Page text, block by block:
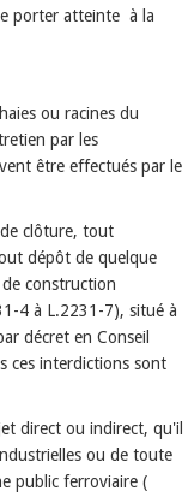
porter atteinte à la
ou racines du
par les
être effectués par le
clôture, tout
dépôt de quelque
construction
4 à L.2231-7), situé à
décret en Conseil
ces interdictions sont
direct ou indirect, qu'il
ou de toute
public ferroviaire (